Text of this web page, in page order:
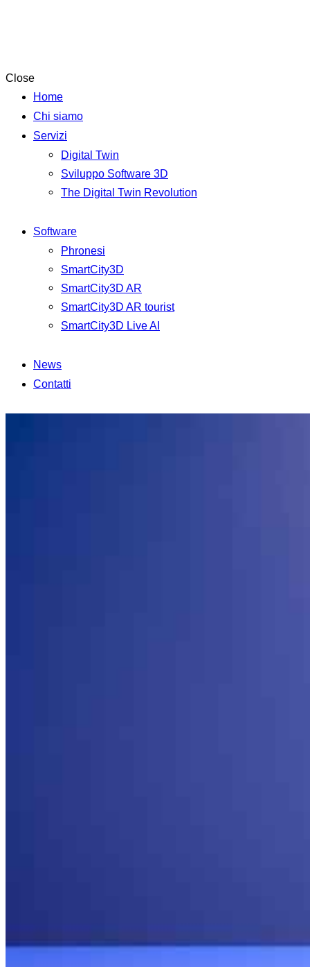
Close
Home
Chi siamo
Servizi
Digital Twin
Sviluppo Software 3D
The Digital Twin Revolution
Software
Phronesi
SmartCity3D
SmartCity3D AR
SmartCity3D AR tourist
SmartCity3D Live AI
News
Contatti